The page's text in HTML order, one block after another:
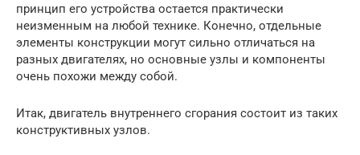
принцип его устройства остается практически
неизменным на любой технике. Конечно, отдельные
элементы конструкции могут сильно отличаться на
разных двигателях, но основные узлы и компоненты
очень похожи между собой.
Итак, двигатель внутреннего сгорания состоит из таких
конструктивных узлов.